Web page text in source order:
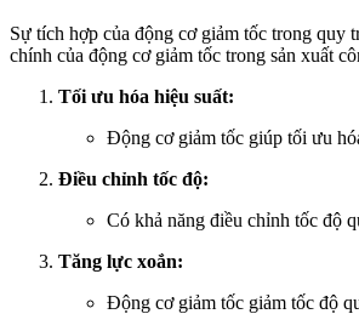
Sự tích hợp của động cơ giảm tốc trong quy
chính của động cơ giảm tốc trong sản xuất
Tối ưu hóa hiệu suất:
Động cơ giảm tốc giúp tối ưu
Điều chỉnh tốc độ:
Có khả năng điều chỉnh tốc độ
Tăng lực xoắn:
Động cơ giảm tốc giảm tốc độ